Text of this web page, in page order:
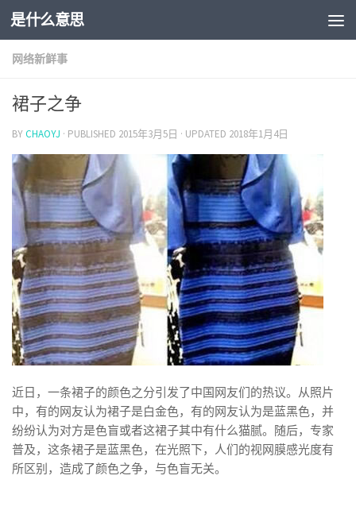
是什么意思
网络新鲜事
裙子之争
BYCHAOYJ · PUBLISHED 2015年3月5日 · UPDATED 2018年1月4日
近日，一条裙子的颜色之分引发了中国网友们的热议。从照片
中，有的网友认为裙子是白金色，有的网友认为是蓝黑色，并
纷纷认为对方是色盲或者这裙子其中有什么猫腻。随后，专家
普及，这条裙子是蓝黑色，在光照下，人们的视网膜感光度有
所区别，造成了颜色之争，与色盲无关。